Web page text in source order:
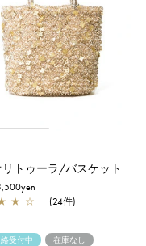
フィオリトゥーラ/バスケット/シルバーゴールド
★ ☆ (24件)
受付中 在庫なし